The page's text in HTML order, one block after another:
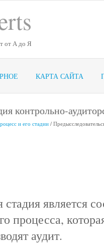
от А до Я
КАРТА САЙТА
контрольно-
и его стадии /
является
процесса,
аудит.